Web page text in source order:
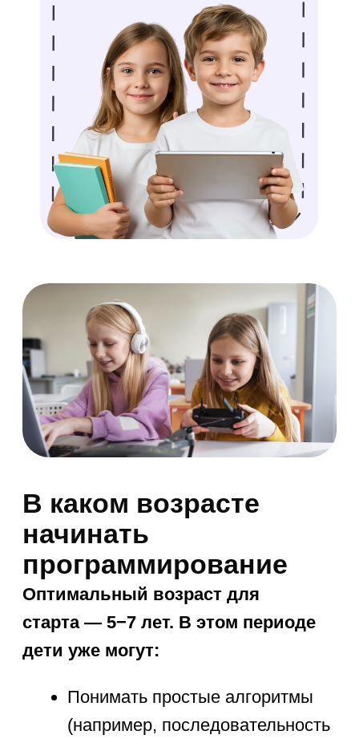
Как увлечь детей
программированием
1. Игровой подход
Используйте Minecraft (с модами
Education Edition)
Пробуйте программируемые
роботы (LEGO Mindstorms,
mBot)
Создавайте простые игры
вместе
Разработайте семейный сайт-
Напишите бота для
мессенджера
Создайте цифровую открытку
с анимацией
3. Поощрение творчества
Пусть ребенок придумает
Предложите сделать игру
по мотивам любимой книги
4. Участие в соревнованиях
Хакатоны для начинающих
Олимпиады по информатике
Конкурсы от IT-компаний
5. Правильная мотивация
Не заставляйте, а предлагайте